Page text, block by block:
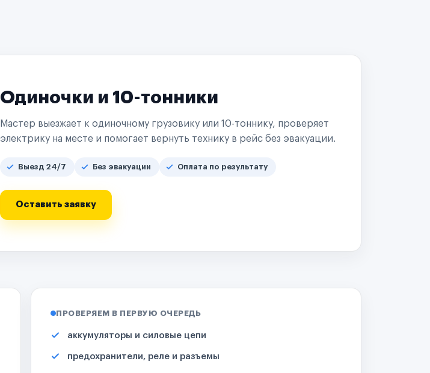
Одиночки и 10-тонники
Мастер выезжает к одиночному грузовику или 10-тоннику, проверяет
электрику на месте и помогает вернуть технику в рейс без эвакуации.
Выезд 24/7 Без эвакуации Оплата по результату
Оставить заявку
ПРОВЕРЯЕМ В ПЕРВУЮ ОЧЕРЕДЬ
аккумуляторы и силовые цепи
предохранители, реле и разъемы